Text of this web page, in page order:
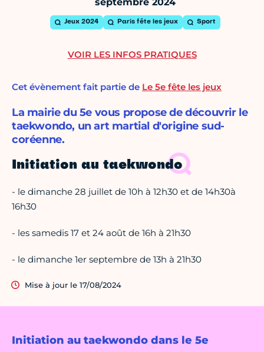
septembre 2024
Jeux 2024 Paris fête les jeux Sport
Initiation au taekwondo dans le 5e
Cet évènement fait partie de Le 5e fête les jeux
La mairie du 5e vous propose de découvrir le
taekwondo, un art martial d'origine sud-
coréenne.
Initiation au taekwondo
- le dimanche 28 juillet de 10h à 12h30 et de 14h30à
16h30
- les samedis 17 et 24 août de 16h à 21h30
- le dimanche 1er septembre de 13h à 21h30
Mise à jour le 17/08/2024
VOIR LES INFOS PRATIQUES